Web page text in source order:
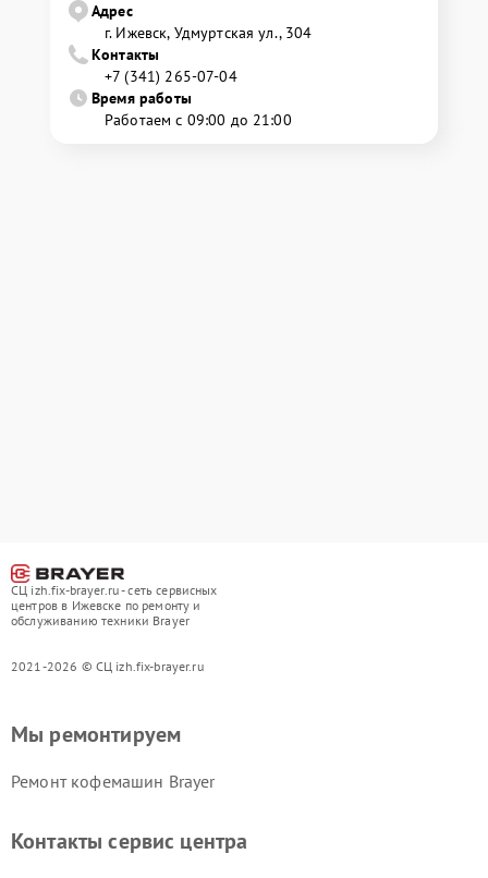
Адрес
г. Ижевск, Удмуртская ул., 304
Контакты
+7 (341) 265-07-04
Время работы
Работаем с 09:00 до 21:00
СЦ izh.fix-brayer.ru - сеть сервисных
центров в Ижевске по ремонту и
обслуживанию техники Brayer
2021-2026 © СЦ izh.fix-brayer.ru
Мы ремонтируем
Ремонт кофемашин Brayer
Контакты сервис центра